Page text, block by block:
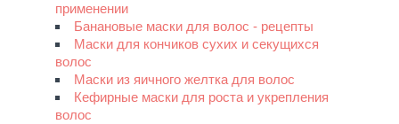
применении
Банановые маски для волос - рецепты
Маски для кончиков сухих и секущихся
волос
Маски из яичного желтка для волос
Кефирные маски для роста и укрепления
волос